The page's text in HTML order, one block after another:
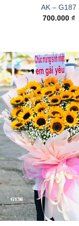
AK – G187
700.000₫